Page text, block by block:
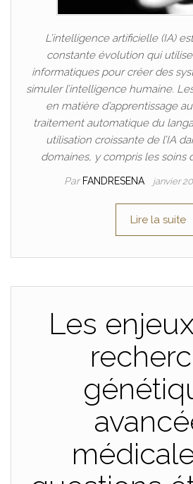
L’intelligence artificielle (IA)
constante évolution qui
informatiques pour créer des
simuler l’intelligence humaine.
en matière d’apprentissage
traitement automatique du
utilisation croissante de l’IA
domaines, y compris les soins
Par FANDRESENA janvier
Lire la suite
Les